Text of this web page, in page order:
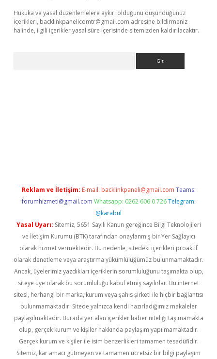
Hukuka ve yasal düzenlemelere aykırı olduğunu düşündüğünüz
içerikleri, backlinkpanelicomtr@gmail.com adresine bildirmeniz
halinde, ilgili içerikler yasal süre içerisinde sitemizden kaldırılacaktır.
Reklam ve İletişim: E-mail: backlinkpaneli@gmail.com Teams:
forumhizmeti@gmail.com Whatsapp: 0262 606 0 726 Telegram:
@karabul
Yasal Uyarı: Sitemiz, 5651 Sayılı Kanun gereğince Bilgi Teknolojileri
ve İletişim Kurumu (BTK) tarafından onaylanmış bir Yer Sağlayıcı
olarak hizmet vermektedir. Bu nedenle, sitedeki içerikleri proaktif
olarak denetleme veya araştırma yükümlülüğümüz bulunmamaktadır.
Ancak, üyelerimiz yazdıkları içeriklerin sorumluluğunu taşımakta olup,
siteye üye olarak bu sorumluluğu kabul etmiş sayılırlar. Bu internet
sitesi, herhangi bir marka, kurum veya şahıs şirketi ile hiçbir bağlantısı
bulunmamaktadır. Sitede yalnızca kendi hazırladığımız makaleler
paylaşılmaktadır. Burada yer alan içerikler haber niteliği taşımamakta
olup, gerçek kurum ve kişiler hakkında paylaşım yapılmamaktadır.
Gerçek kurum ve kişiler ile isim benzerlikleri tamamen tesadüfidir.
Sitemiz, kar amacı gütmeyen ve tamamen ücretsiz bir bilgi paylaşım